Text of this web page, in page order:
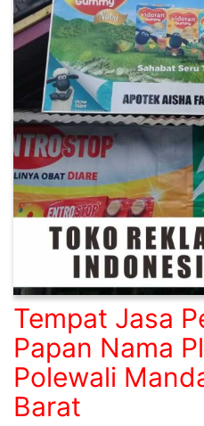
Tempat Jasa
Papan Nama
Polewali
Barat